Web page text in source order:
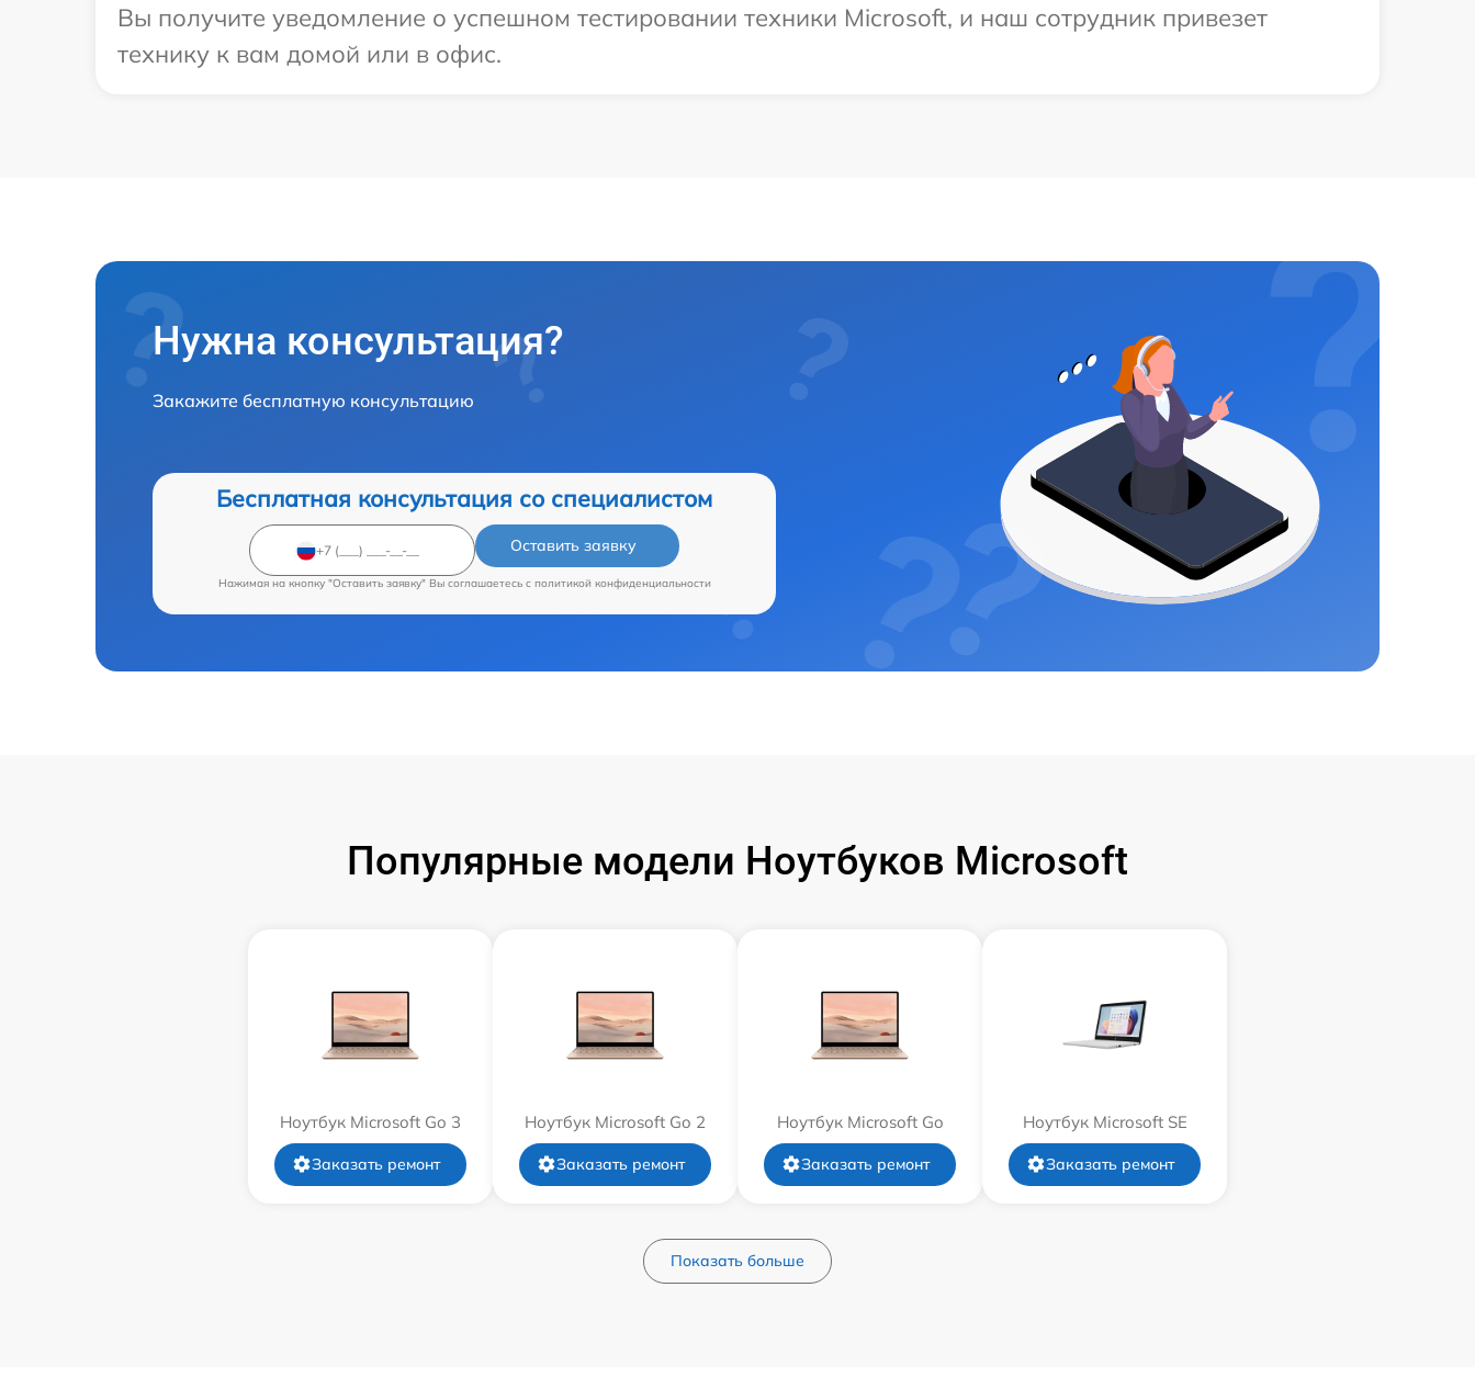
Вы получите уведомление о успешном тестировании техники Microsoft, и наш сотрудник привезет
технику к вам домой или в офис.
Нужна консультация?
Закажите бесплатную консультацию
Бесплатная консультация со специалистом
Оставить заявку
Нажимая на кнопку "Оставить заявку" Вы соглашаетесь c политикой конфиденциальности
Популярные модели Ноутбуков Microsoft
Ноутбук Microsoft Go 3
Заказать ремонт
Ноутбук Microsoft Go 2
Заказать ремонт
Ноутбук Microsoft Go
Заказать ремонт
Ноутбук Microsoft SE
Заказать ремонт
Показать больше